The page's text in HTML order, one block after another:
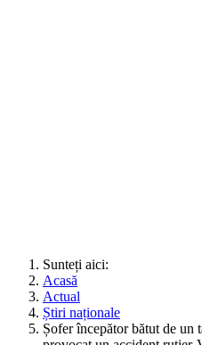
Sunteți aici:
Acasă
Actual
Știri naționale
Șofer începător bătut de un